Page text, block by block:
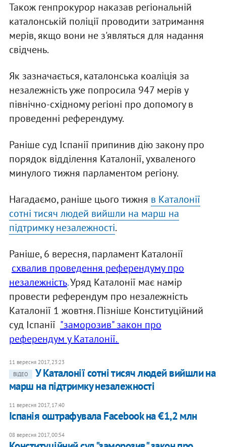
Також генпрокурор наказав регіональній
каталонській поліції проводити затримання
мерів, якщо вони не з'являться для надання
свідчень.
Як зазначається, каталонська коаліція за
незалежність уже попросила 947 мерів у
північно-східному регіоні про допомогу в
проведенні референдуму.
Раніше суд Іспанії припинив дію закону про
порядок відділення Каталонії, ухваленого
минулого тижня парламентом регіону.
Нагадаємо, раніше цього тижня в Каталонії
сотні тисяч людей вийшли на марш на
підтримку незалежності.
Раніше, 6 вересня, парламент Каталонії
схвалив проведення референдуму про
незалежність.Уряд Каталонії має намір
провести референдум про незалежність
Каталонії 1 жовтня. Пізніше Конституційний
суд Іспанії "заморозив" закон про
референдум у Каталонії.
11 вересня 2017, 23:23
ВІДЕО
У Каталонії сотні тисяч людей вийшли на
марш на підтримку незалежності
11 вересня 2017, 17:40
Іспанія оштрафувала Facebook на €1,2 млн
08 вересня 2017, 00:54